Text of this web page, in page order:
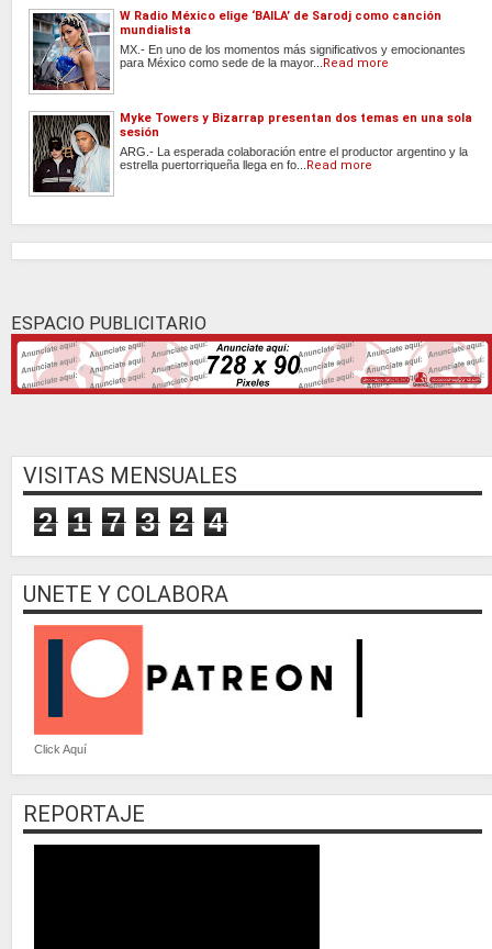
W Radio México elige ‘BAILA’ de Sarodj como canción
mundialista
MX.- En uno de los momentos más significativos y emocionantes
para México como sede de la mayor...
Read more
Myke Towers y Bizarrap presentan dos temas en una sola
sesión
ARG.- La esperada colaboración entre el productor argentino y la
estrella puertorriqueña llega en fo...
Read more
ESPACIO PUBLICITARIO
VISITAS MENSUALES
2 1 7 3 2 4
UNETE Y COLABORA
Click Aquí
REPORTAJE